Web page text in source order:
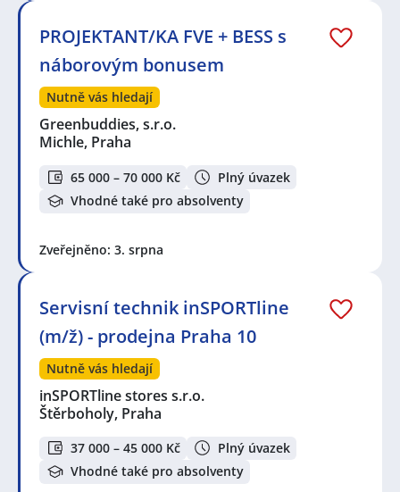
PROJEKTANT/KA FVE + BESS s
náborovým bonusem
Nutně vás hledají
Greenbuddies, s.r.o.
Michle, Praha
65 000 – 70 000 Kč
Plný úvazek
Vhodné také pro absolventy
Zveřejněno: 3. srpna
Servisní technik inSPORTline
(m/ž) - prodejna Praha 10
Nutně vás hledají
inSPORTline stores s.r.o.
Štěrboholy, Praha
37 000 – 45 000 Kč
Plný úvazek
Vhodné také pro absolventy